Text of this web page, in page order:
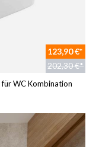
123,90 €*
202,30 €*
WC Kombination